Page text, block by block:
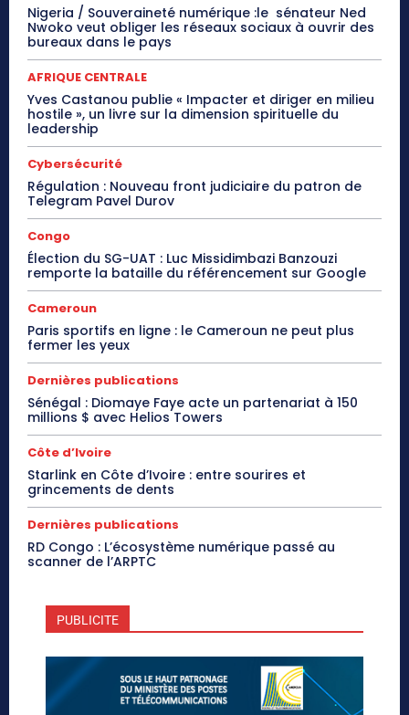
Nigeria / Souveraineté numérique :le sénateur Ned
Nwoko veut obliger les réseaux sociaux à ouvrir des
bureaux dans le pays
AFRIQUE CENTRALE
Yves Castanou publie « Impacter et diriger en milieu
hostile », un livre sur la dimension spirituelle du
leadership
Cybersécurité
Régulation : Nouveau front judiciaire du patron de
Telegram Pavel Durov
Congo
Élection du SG-UAT : Luc Missidimbazi Banzouzi
remporte la bataille du référencement sur Google
Cameroun
Paris sportifs en ligne : le Cameroun ne peut plus
fermer les yeux
Dernières publications
Sénégal : Diomaye Faye acte un partenariat à 150
millions $ avec Helios Towers
Côte d’Ivoire
Starlink en Côte d’Ivoire : entre sourires et
grincements de dents
Dernières publications
RD Congo : L’écosystème numérique passé au
scanner de l’ARPTC
PUBLICITE